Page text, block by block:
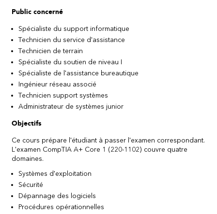
Public concerné
Spécialiste du support informatique
Technicien du service d'assistance
Technicien de terrain
Spécialiste du soutien de niveau I
Spécialiste de l'assistance bureautique
Ingénieur réseau associé
Technicien support systèmes
Administrateur de systèmes junior
Objectifs
Ce cours prépare l'étudiant à passer l'examen correspondant.
L'examen CompTIA A+ Core 1 (220-1102) couvre quatre
domaines.
Systèmes d'exploitation
Sécurité
Dépannage des logiciels
Procédures opérationnelles